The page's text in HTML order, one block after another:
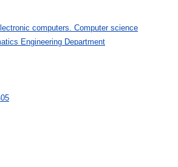
computers. Computer science
Engineering Department